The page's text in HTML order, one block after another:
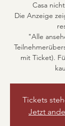
Casa
Die Anzeige
"Alle
mit Ticket).
Tickets
Jetzt